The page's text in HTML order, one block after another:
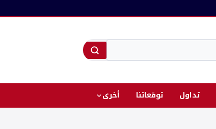
تداول توقعاتنا أخرى